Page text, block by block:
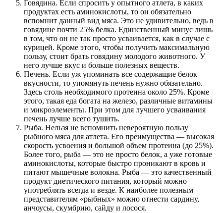
Говядина. Если спросить у опытного атлета, в каких
продуктах есть аминокислоты, то он обязательно
вспомнит данный вид мяса. Это не удивительно, ведь в
говядине почти 25% белка. Единственный минус лишь
в том, что он не так просто усваивается, как в случае с
курицей. Кроме этого, чтобы получить максимальную
пользу, стоит брать говядину молодого животного. У
него лучше вкус и больше полезных веществ.
Печень. Если уж упоминать все содержащие белок
вкусности, то упомянуть печень нужно обязательно.
Здесь столь необходимого протеина около 25%. Кроме
этого, такая еда богата на железо, различные витамины
и микроэлементы. При этом для лучшего усваивания
печень лучше всего тушить.
Рыба. Нельзя не вспомнить невероятную пользу
рыбного мяса для атлета. Его преимущества — высокая
скорость усвоения и большой объем протеина (до 25%).
Более того, рыба — это не просто белок, а уже готовые
аминокислоты, которые быстро проникают в кровь и
питают мышечные волокна. Рыба — это качественный
продукт диетического питания, который можно
употреблять всегда и везде. К наиболее полезным
представителям «рыбных» можно отнести сардину,
анчоусы, скумбрию, сайду и лосося.